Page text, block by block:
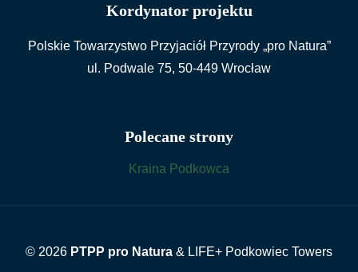
Kordynator projektu
Polskie Towarzystwo Przyjaciół Przyrody „pro Natura”
ul. Podwale 75, 50-449 Wrocław
Polecane strony
Kraina Podkowca
© 2026 PTPP pro Natura & LIFE+ Podkowiec Towers